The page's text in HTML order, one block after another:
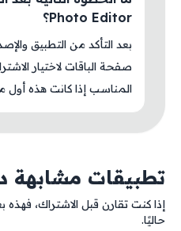
Photo Editor؟
بعد التأكد من التطبيق
صفحة الباقات لاختيار
المناسب إذا كانت هذه أول
تطبيقات مشابهة
إذا كنت تقارن قبل الاشتراك،
حاليًا.